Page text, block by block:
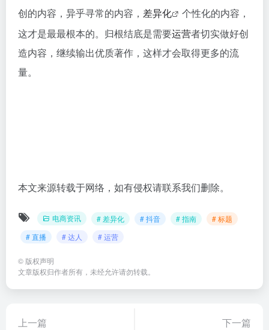
创的内容，异乎寻常的内容， 差异化
个性化的内容，
这才是最最根本的。归根结底是需要运营者切实做好创
造内容，继续输出优质著作，这样才会取得更多的流
量。
本文来源转载于网络，如有侵权请联系我们删除。
电商资讯 # 差异化 # 抖音 # 指南
# 标题
# 直播
# 达人 # 运营
© 版权声明
文章版权归作者所有，未经允许请勿转载。
上一篇 下一篇